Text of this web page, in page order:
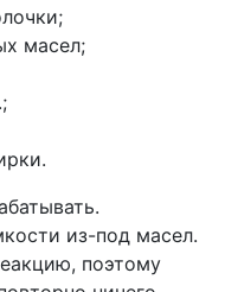
масел;
из-под масел.
поэтому